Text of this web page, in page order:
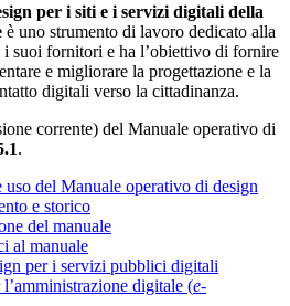
per i siti e i servizi digitali della
è uno strumento di lavoro dedicato alla
suoi fornitori e ha l’obiettivo di fornire
e migliorare la progettazione e la
digitali verso la cittadinanza.
corrente) del Manuale operativo di
.
uso del Manuale operativo di design
e storico
del manuale
al manuale
per i servizi pubblici digitali
digitale (e-